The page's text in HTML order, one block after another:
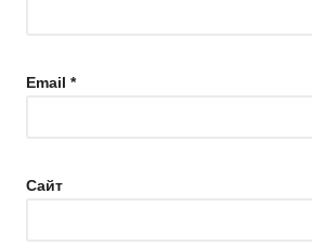
Email *
Сайт